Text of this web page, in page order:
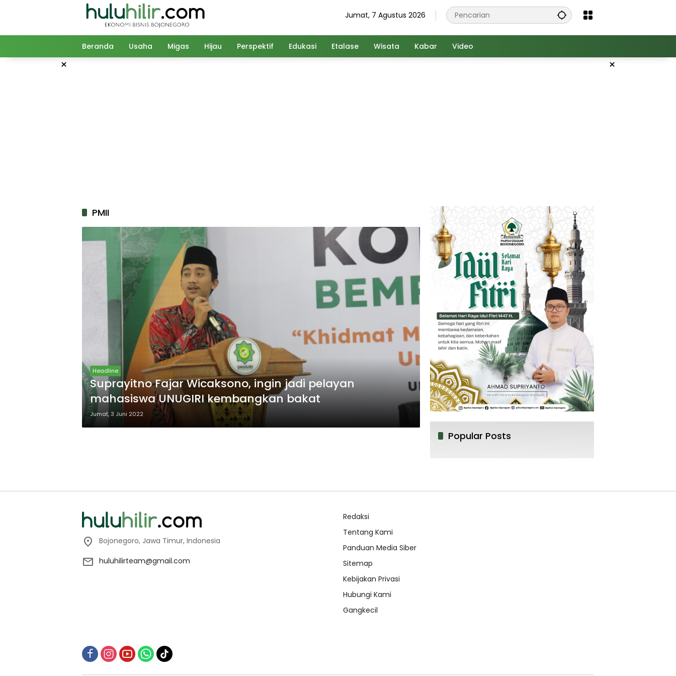
Jumat, 7 Agustus 2026
Beranda Usaha Migas Hijau Perspektif Edukasi Etalase Wisata Kabar Video
× ×
PMII
Headline
Suprayitno Fajar Wicaksono, ingin jadi pelayan
mahasiswa UNUGIRI kembangkan bakat
Jumat, 3 Juni 2022
Popular Posts
Bojonegoro, Jawa Timur, Indonesia
huluhilirteam@gmail.com
Redaksi
Tentang Kami
Panduan Media Siber
Sitemap
Kebijakan Privasi
Hubungi Kami
Gangkecil